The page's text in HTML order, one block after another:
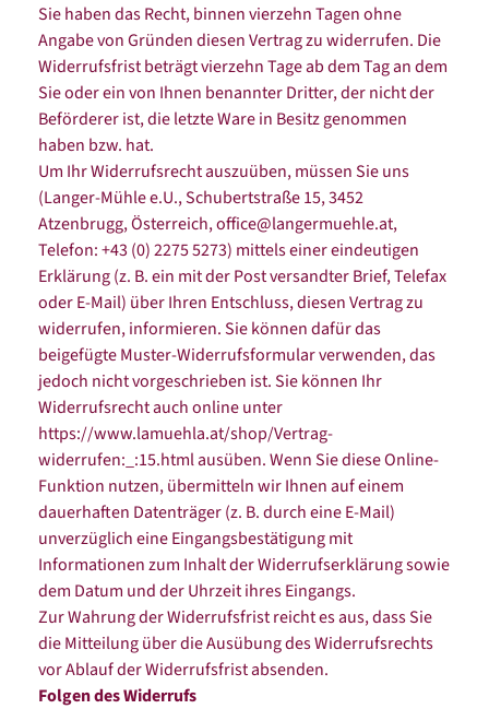
Sie haben das Recht, binnen vierzehn Tagen ohne
Angabe von Gründen diesen Vertrag zu widerrufen. Die
Widerrufsfrist beträgt vierzehn Tage ab dem Tag an dem
Sie oder ein von Ihnen benannter Dritter, der nicht der
Beförderer ist, die letzte Ware in Besitz genommen
haben bzw. hat.
Um Ihr Widerrufsrecht auszuüben, müssen Sie uns
(Langer-Mühle e.U., Schubertstraße 15, 3452
Atzenbrugg, Österreich, office@langermuehle.at,
Telefon: +43 (0) 2275 5273) mittels einer eindeutigen
Erklärung (z. B. ein mit der Post versandter Brief, Telefax
oder E-Mail) über Ihren Entschluss, diesen Vertrag zu
widerrufen, informieren. Sie können dafür das
beigefügte Muster-Widerrufsformular verwenden, das
jedoch nicht vorgeschrieben ist. Sie können Ihr
Widerrufsrecht auch online unter
https://www.lamuehla.at/shop/Vertrag-
widerrufen:_:15.html ausüben. Wenn Sie diese Online-
Funktion nutzen, übermitteln wir Ihnen auf einem
dauerhaften Datenträger (z. B. durch eine E-Mail)
unverzüglich eine Eingangsbestätigung mit
Informationen zum Inhalt der Widerrufserklärung sowie
dem Datum und der Uhrzeit ihres Eingangs.
Zur Wahrung der Widerrufsfrist reicht es aus, dass Sie
die Mitteilung über die Ausübung des Widerrufsrechts
vor Ablauf der Widerrufsfrist absenden.
Folgen des Widerrufs